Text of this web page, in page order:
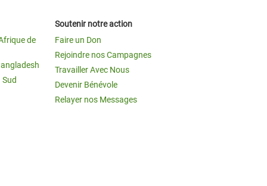
de
Soutenir notre action
Faire un Don
Rejoindre nos Campagnes
Travailler Avec Nous
Devenir Bénévole
Relayer nos Messages